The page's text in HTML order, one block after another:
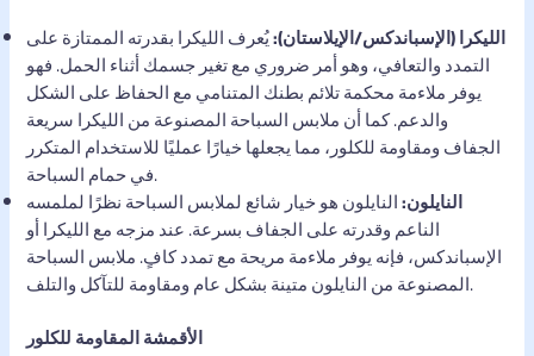
الليكرا (الإسباندكس/الإيلاستان):يُعرف الليكرا بقدرته الممتازة على
التمدد والتعافي، وهو أمر ضروري مع تغير جسمك أثناء الحمل. فهو
يوفر ملاءمة محكمة تلائم بطنك المتنامي مع الحفاظ على الشكل
والدعم. كما أن ملابس السباحة المصنوعة من الليكرا سريعة
الجفاف ومقاومة للكلور، مما يجعلها خيارًا عمليًا للاستخدام المتكرر
في حمام السباحة.
النايلون:النايلون هو خيار شائع لملابس السباحة نظرًا لملمسه
الناعم وقدرته على الجفاف بسرعة. عند مزجه مع الليكرا أو
الإسباندكس، فإنه يوفر ملاءمة مريحة مع تمدد كافٍ. ملابس السباحة
المصنوعة من النايلون متينة بشكل عام ومقاومة للتآكل والتلف.
الأقمشة المقاومة للكلور